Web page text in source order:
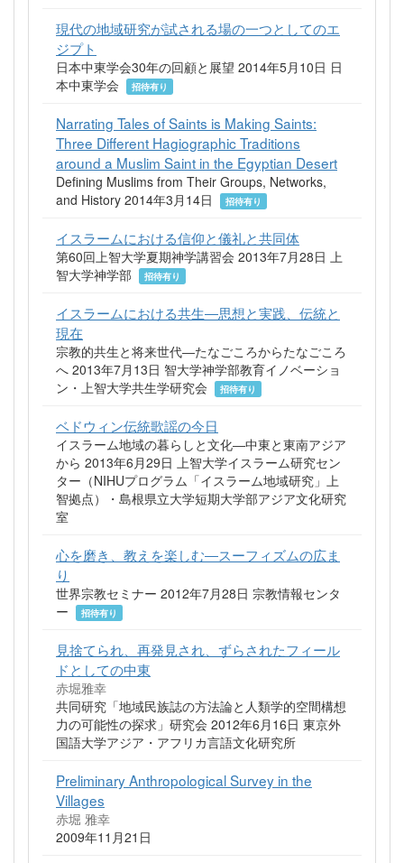
現代の地域研究が試される場の一つとしてのエ
ジプト
日本中東学会30年の回顧と展望 2014年5月10日 日
本中東学会
招待有り
Narrating Tales of Saints is Making Saints:
Three Different Hagiographic Traditions
around a Muslim Saint in the Egyptian Desert
Defining Muslims from Their Groups, Networks,
and History 2014年3月14日
招待有り
イスラームにおける信仰と儀礼と共同体
第60回上智大学夏期神学講習会 2013年7月28日 上
智大学神学部
招待有り
イスラームにおける共生―思想と実践、伝統と
現在
宗教的共生と将来世代―たなごころからたなごころ
へ 2013年7月13日 智大学神学部教育イノベーショ
ン・上智大学共生学研究会
招待有り
ベドウィン伝統歌謡の今日
イスラーム地域の暮らしと文化―中東と東南アジア
から 2013年6月29日 上智大学イスラーム研究セン
ター（NIHUプログラム「イスラーム地域研究」上
智拠点）・島根県立大学短期大学部アジア文化研究
室
心を磨き、教えを楽しむ―スーフィズムの広ま
り
世界宗教セミナー 2012年7月28日 宗教情報センタ
ー
招待有り
見捨てられ、再発見され、ずらされたフィール
ドとしての中東
赤堀雅幸
共同研究「地域民族誌の方法論と人類学的空間構想
力の可能性の探求」研究会 2012年6月16日 東京外
国語大学アジア・アフリカ言語文化研究所
Preliminary Anthropological Survey in the
Villages
赤堀 雅幸
2009年11月21日